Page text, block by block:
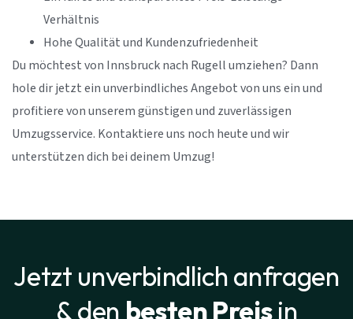
Verhältnis
Hohe Qualität und Kundenzufriedenheit
Du möchtest von Innsbruck nach Rugell umziehen? Dann
hole dir jetzt ein unverbindliches Angebot von uns ein und
profitiere von unserem günstigen und zuverlässigen
Umzugsservice. Kontaktiere uns noch heute und wir
unterstützen dich bei deinem Umzug!
Jetzt unverbindlich anfragen
& den besten Preisin